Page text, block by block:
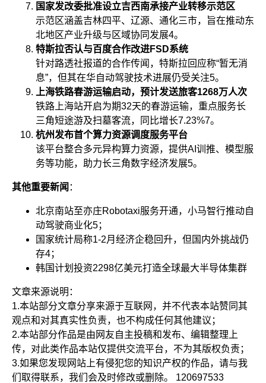
国家发改委批准设立吉西南承接产业转移示范区
示范区涵盖吉林四平、辽源、通化三市，旨在推动东
北地区产业升级与区域协同发展4。
特斯拉否认与百度合作改进FSD系统
针对路透社报道的合作传闻，特斯拉回应称“暂无消
息”，但其在华自动驾驶技术进展仍受关注5。
上海铁路春游运输启动，预计发送旅客1268万人次
铁路上海站开启为期32天的春游运输，重点服务长
三角短途游及扫墓客流，同比增长7.23%7。
杭州发布首个算力资源调度服务平台
该平台整合多元异构算力资源，提供AI训推、模型服
务等功能，助力长三角数字经济发展5。
其他重要新闻 ：
北京南站至亦庄Robotaxi服务开通，小马智行推动自
动驾驶商业化5；
国家统计局称1-2月经济企稳回升，但国内外挑战仍
存4；
韩国计划投资2298亿美元打造全球最大半导体集群
文章来源说明：
1.本站部分文章分享来源于互联网，并不代表本站赞同其
观点和对其真实性负责，也不构成任何其他建议；
2.本站部分作品是由网友自主投稿和发布、编辑整理上
传，对此类作品本站仅提供交流平台，不为其版权负责；
3.如果您发现网站上有侵犯您的知识产权的作品，请与我
们取得联系，我们会及时修改或删除。
120697533